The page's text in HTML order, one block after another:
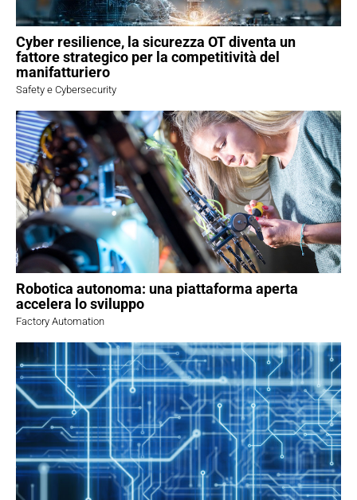
Cyber resilience, la sicurezza OT diventa un
fattore strategico per la competitività del
manifatturiero
Safety e Cybersecurity
Robotica autonoma: una piattaforma aperta
accelera lo sviluppo
Factory Automation